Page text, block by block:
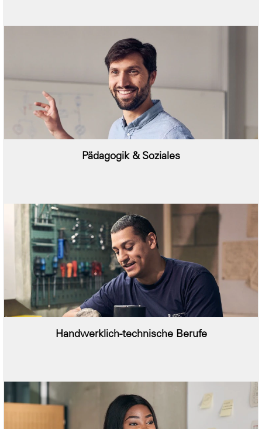
Pädagogik & Soziales
Handwerklich-technische Berufe